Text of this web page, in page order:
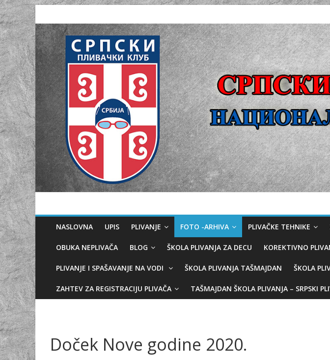
NASLOVNA UPIS PLIVANJE FOTO -ARHIVA PLIVAČKE TEHNIKE
OBUKA NEPLIVAČA BLOG ŠKOLA PLIVANJA ZA DECU KOREKTIVNO
PLIVANJE I SPAŠAVANJE NA VODI ŠKOLA PLIVANJA TAŠMAJDAN ŠKOLA
ZAHTEV ZA REGISTRACIJU PLIVAČA TAŠMAJDAN ŠKOLA PLIVANJA – SRPSKI
Doček Nove godine 2020.